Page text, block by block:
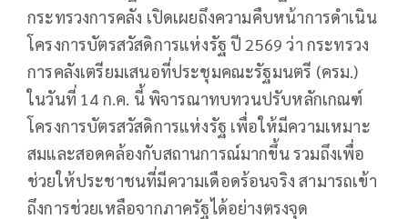
กระทรวงการคลัง เปิดเผยถึงความคืบหน้าการดำเนิน
โครงการบัตรสวัสดิการแห่งรัฐ ปี 2569 ว่า กระทรวง
การคลังเตรียมเสนอที่ประชุมคณะรัฐมนตรี (ครม.)
ในวันที่ 14 ก.ค. นี้ พิจารณาทบทวนปรับหลักเกณฑ์
โครงการบัตรสวัสดิการแห่งรัฐ เพื่อให้มีความเหมาะ
สมและสอดคล้องกับสถานการณ์มากขึ้น รวมถึงเพื่อ
ช่วยให้ประชาชนที่มีความเดือดร้อนจริง สามารถเข้า
ถึงการช่วยเหลือจากภาครัฐได้อย่างตรงจุด